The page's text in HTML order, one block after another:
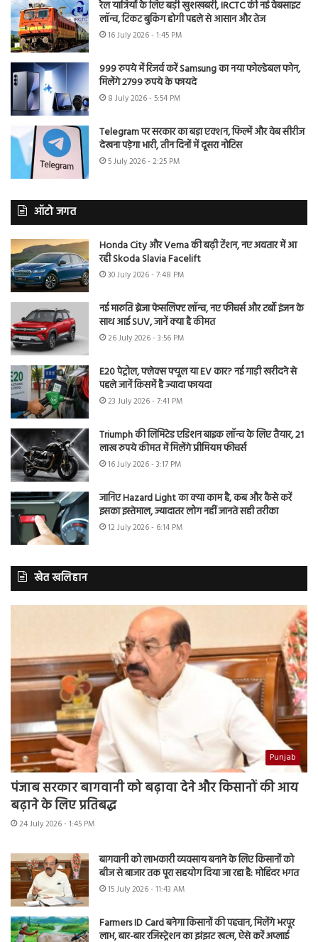
रेल यात्रियों के लिए बड़ी खुशखबरी, IRCTC की नई वेबसाइट
लॉन्च, टिकट बुकिंग होगी पहले से आसान और तेज
16 July 2026 - 1:45 PM
999 रुपये में रिजर्व करें Samsung का नया फोल्डेबल फोन,
मिलेंगे 2799 रुपये के फायदे
8 July 2026 - 5:54 PM
Telegram पर सरकार का बड़ा एक्शन, फिल्में और वेब सीरीज
देखना पड़ेगा भारी, तीन दिनों में दूसरा नोटिस
5 July 2026 - 2:25 PM
ऑटो जगत
Honda City और Verna की बढ़ी टेंशन, नए अवतार में आ
रही Skoda Slavia Facelift
30 July 2026 - 7:48 PM
नई मारुति ब्रेजा फेसलिफ्ट लॉन्च, नए फीचर्स और टर्बो इंजन के
साथ आई SUV, जानें क्या है कीमत
26 July 2026 - 3:56 PM
E20 पेट्रोल, फ्लेक्स फ्यूल या EV कार? नई गाड़ी खरीदने से
पहले जानें किसमें है ज्यादा फायदा
23 July 2026 - 7:41 PM
Triumph की लिमिटेड एडिशन बाइक लॉन्च के लिए तैयार, 21
लाख रुपये कीमत में मिलेंगे प्रीमियम फीचर्स
16 July 2026 - 3:17 PM
जानिए Hazard Light का क्या काम है, कब और कैसे करें
इसका इस्तेमाल, ज्यादातर लोग नहीं जानते सही तरीका
12 July 2026 - 6:14 PM
खेत खलिहान
Punjab
पंजाब सरकार बागवानी को बढ़ावा देने और किसानों की आय
बढ़ाने के लिए प्रतिबद्ध
24 July 2026 - 1:45 PM
बागवानी को लाभकारी व्यवसाय बनाने के लिए किसानों को
बीज से बाजार तक पूरा सहयोग दिया जा रहा है: मोहिंदर भगत
15 July 2026 - 11:43 AM
Farmers ID Card बनेगा किसानों की पहचान, मिलेंगे भरपूर
लाभ, बार-बार रजिस्ट्रेशन का झंझट खत्म, ऐसे करें अप्लाई